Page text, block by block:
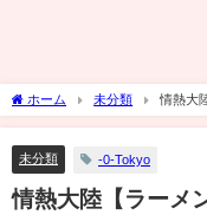
ホーム 未分類
情熱大
No.１職人が追究する一杯】[字]
未分類 -0-Tokyo
情熱大陸【ラーメ